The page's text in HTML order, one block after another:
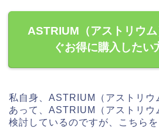
ASTRIUM（アストリウ
ぐお得に購入したい
私自身、ASTRIUM（アストリウ
あって、ASTRIUM（アストリウ
検討しているのですが、こちら